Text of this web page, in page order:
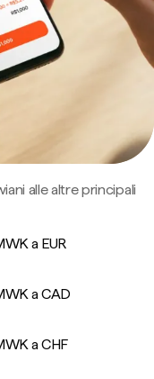
alle altre principali
a EUR
a CAD
a CHF